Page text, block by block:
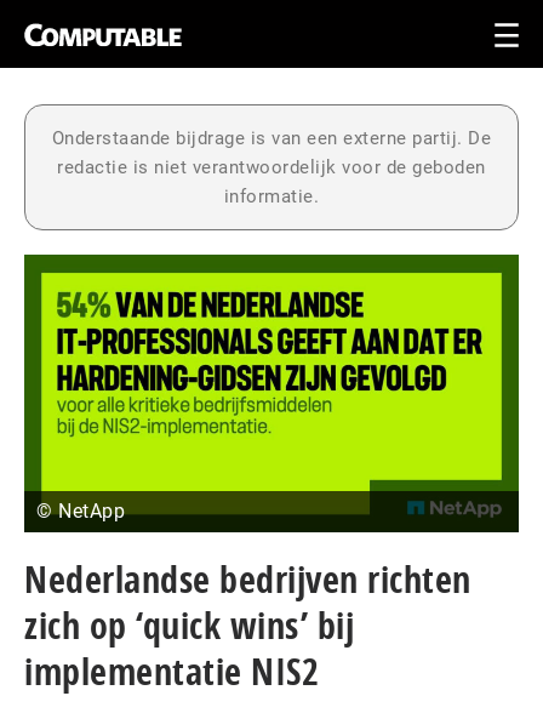
Onderstaande bijdrage is van een externe partij. De
redactie is niet verantwoordelijk voor de geboden
informatie.
© NetApp
Nederlandse bedrijven richten
zich op ‘quick wins’ bij
implementatie NIS2